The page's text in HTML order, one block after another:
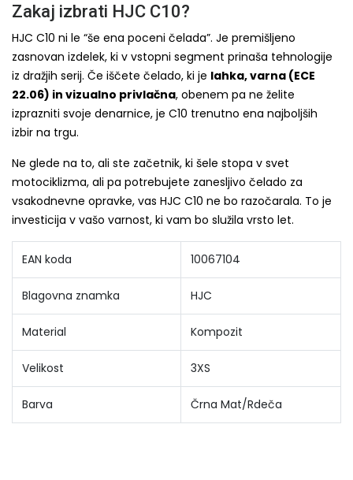
Zakaj izbrati HJC C10?
HJC C10 ni le “še ena poceni čelada”. Je premišljeno
zasnovan izdelek, ki v vstopni segment prinaša tehnologije
iz dražjih serij. Če iščete čelado, ki je lahka, varna (ECE
22.06) in vizualno privlačna, obenem pa ne želite
izprazniti svoje denarnice, je C10 trenutno ena najboljših
izbir na trgu.
Ne glede na to, ali ste začetnik, ki šele stopa v svet
motociklizma, ali pa potrebujete zanesljivo čelado za
vsakodnevne opravke, vas HJC C10 ne bo razočarala. To je
investicija v vašo varnost, ki vam bo služila vrsto let.
EAN koda 10067104
Blagovna znamka HJC
Material Kompozit
Velikost 3XS
Barva Črna Mat/Rdeča